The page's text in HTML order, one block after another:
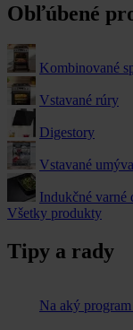
Obľúbené
Kombinované
Vstavané rúry
Digestory
Vstavané
Indukčné varné
Všetky produkty
Tipy a rady
Na aký